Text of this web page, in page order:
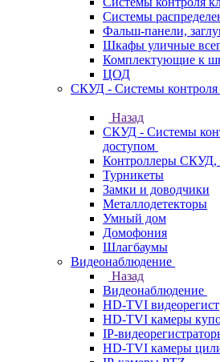
Системы
Фальш-панели,
Шкафы уличные
Комплектующие к
ЦОД
СКУД - Системы контроля
Назад
СКУД - Системы
доступом
Контроллеры СКУД,
Турникеты
Замки и доводчики
Металлодетекторы
Умный дом
Домофония
Шлагбаумы
Видеонаблюдение
Назад
Видеонаблюдение
HD-TVI
HD-TVI камеры
IP-
HD-TVI камеры